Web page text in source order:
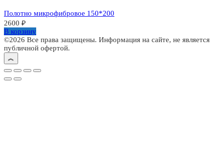
Полотно микрофибровое 150*200
2600 ₽
В корзину
©2026 Все права защищены. Информация на сайте, не является
публичной офертой.